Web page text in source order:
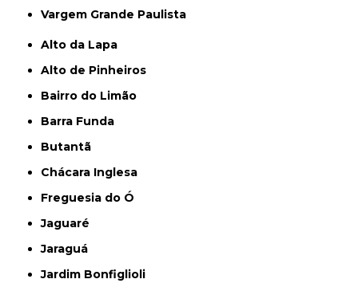
Vargem Grande Paulista
Alto da Lapa
Alto de Pinheiros
Bairro do Limão
Barra Funda
Butantã
Chácara Inglesa
Freguesia do Ó
Jaguaré
Jaraguá
Jardim Bonfiglioli